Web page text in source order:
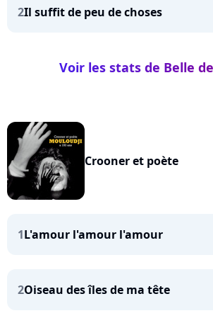
2Il suffit de peu de choses
Voir les stats de Belle
Crooner et poète
1L'amour l'amour l'amour
2Oiseau des îles de ma tête